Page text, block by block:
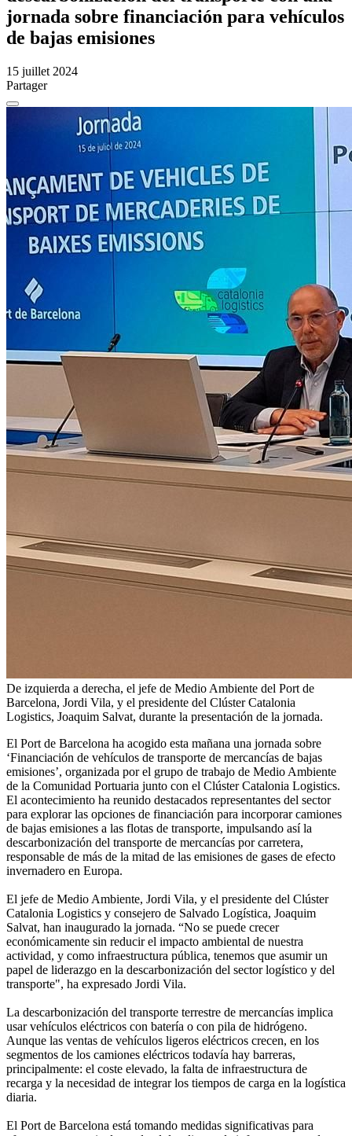
jornada sobre financiación para vehículos
de bajas emisiones
15 juillet 2024
Partager
De izquierda a derecha, el jefe de Medio Ambiente del Port de
Barcelona, Jordi Vila, y el presidente del Clúster Catalonia
Logistics, Joaquim Salvat, durante la presentación de la jornada.
El Port de Barcelona ha acogido esta mañana una jornada sobre
‘Financiación de vehículos de transporte de mercancías de bajas
emisiones’, organizada por el grupo de trabajo de Medio Ambiente
de la Comunidad Portuaria junto con el Clúster Catalonia Logistics.
El acontecimiento ha reunido destacados representantes del sector
para explorar las opciones de financiación para incorporar camiones
de bajas emisiones a las flotas de transporte, impulsando así la
descarbonización del transporte de mercancías por carretera,
responsable de más de la mitad de las emisiones de gases de efecto
invernadero en Europa.
El jefe de Medio Ambiente, Jordi Vila, y el presidente del Clúster
Catalonia Logistics y consejero de Salvado Logística, Joaquim
Salvat, han inaugurado la jornada. “No se puede crecer
económicamente sin reducir el impacto ambiental de nuestra
actividad, y como infraestructura pública, tenemos que asumir un
papel de liderazgo en la descarbonización del sector logístico y del
transporte", ha expresado Jordi Vila.
La descarbonización del transporte terrestre de mercancías implica
usar vehículos eléctricos con batería o con pila de hidrógeno.
Aunque las ventas de vehículos ligeros eléctricos crecen, en los
segmentos de los camiones eléctricos todavía hay barreras,
principalmente: el coste elevado, la falta de infraestructura de
recarga y la necesidad de integrar los tiempos de carga en la logística
diaria.
El Port de Barcelona está tomando medidas significativas para